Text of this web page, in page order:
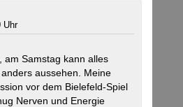
Uhr
am Samstag kann alles
aussehen. Meine
vor dem Bielefeld-Spiel
Nerven und Energie